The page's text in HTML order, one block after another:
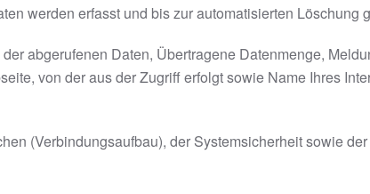
werden erfasst und bis zur automatisierten Löschung
abgerufenen Daten, Übertragene Datenmenge,
von der aus der Zugriff erfolgt sowie Name Ihres
(Verbindungsaufbau), der Systemsicherheit sowie